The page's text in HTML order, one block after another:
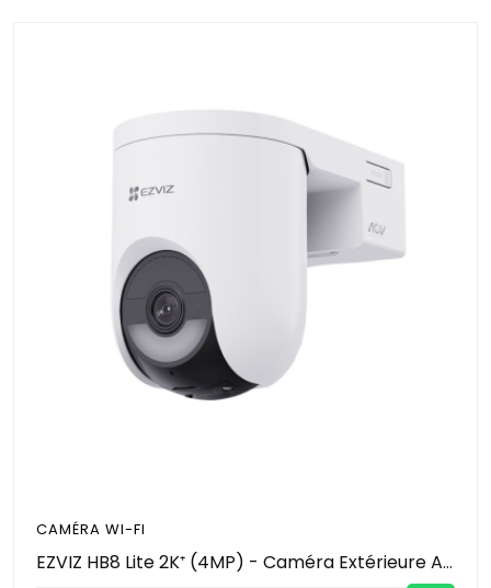
CAMÉRA WI-FI
EZVIZ HB8 Lite 2K⁺ (4MP) - Caméra Extérieure Autonome 100% Sans Fil sur Batterie - Motorisée 360° Wi-Fi - Vision Nocturne Couleur - IA Humain & Suivi Auto - Sirène & Flash - IP65 Pro